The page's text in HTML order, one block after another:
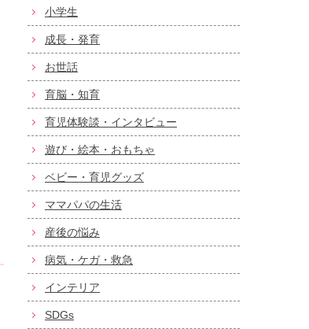
小学生
成長・発育
お世話
育脳・知育
育児体験談・インタビュー
遊び・絵本・おもちゃ
ベビー・育児グッズ
ママパパの生活
産後の悩み
病気・ケガ・救急
インテリア
SDGs